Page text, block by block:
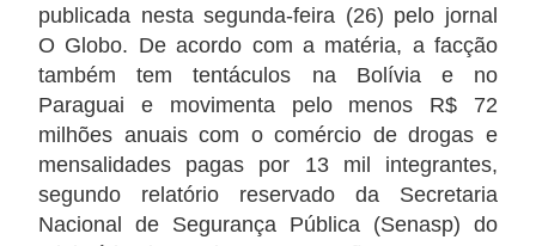
publicada nesta segunda-feira (26) pelo jornal
O Globo. De acordo com a matéria, a facção
também tem tentáculos na Bolívia e no
Paraguai e movimenta pelo menos R$ 72
milhões anuais com o comércio de drogas e
mensalidades pagas por 13 mil integrantes,
segundo relatório reservado da Secretaria
Nacional de Segurança Pública (Senasp) do